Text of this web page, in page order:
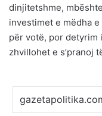
dinjitetshme,
investimet e mëdha
për votë, por detyrim
zhvillohet e s’pranoj